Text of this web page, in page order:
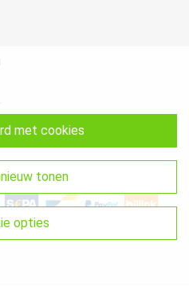
met cookies
tonen
opties